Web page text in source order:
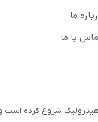
ما
با ما
فعالیت خود را در زمینه پمپ